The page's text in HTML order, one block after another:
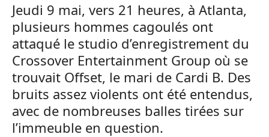
Jeudi 9 mai, vers 21 heures, à Atlanta,
plusieurs hommes cagoulés ont
attaqué le studio d’enregistrement du
Crossover Entertainment Group où se
trouvait Offset, le mari de Cardi B. Des
bruits assez violents ont été entendus,
avec de nombreuses balles tirées sur
l’immeuble en question.